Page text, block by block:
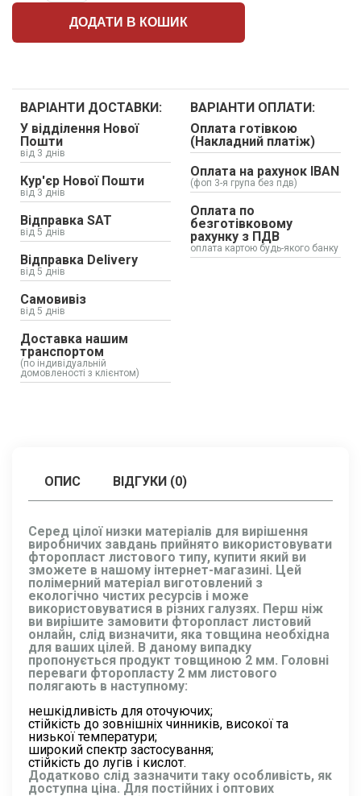
ДОДАТИ В КОШИК
ВАРІАНТИ ДОСТАВКИ:
У відділення Нової
Пошти
від 3 днів
Кур'єр Нової Пошти
від 3 днів
Відправка SAT
від 5 днів
Відправка Delivery
від 5 днів
Самовивіз
від 5 днів
Доставка нашим
транспортом
(по індивідуальній
домовленості з клієнтом)
ВАРІАНТИ ОПЛАТИ:
Оплата готівкою
(Накладний платіж)
Оплата на рахунок IBAN
(фоп 3-я група без пдв)
Оплата по
безготівковому
рахунку з ПДВ
оплата картою будь-якого банку
ОПИС ВІДГУКИ (0)
Серед цілої низки матеріалів для вирішення
виробничих завдань прийнято використовувати
фторопласт листового типу, купити який ви
зможете в нашому інтернет-магазині. Цей
полімерний матеріал виготовлений з
екологічно чистих ресурсів і може
використовуватися в різних галузях. Перш ніж
ви вирішите замовити фторопласт листовий
онлайн, слід визначити, яка товщина необхідна
для ваших цілей. В даному випадку
пропонується продукт товщиною 2 мм. Головні
переваги фторопласту 2 мм листового
полягають в наступному:
нешкідливість для оточуючих;
стійкість до зовнішніх чинників, високої та
низької температури;
широкий спектр застосування;
стійкість до лугів і кислот.
Додатково слід зазначити таку особливість, як
доступна ціна. Для постійних і оптових